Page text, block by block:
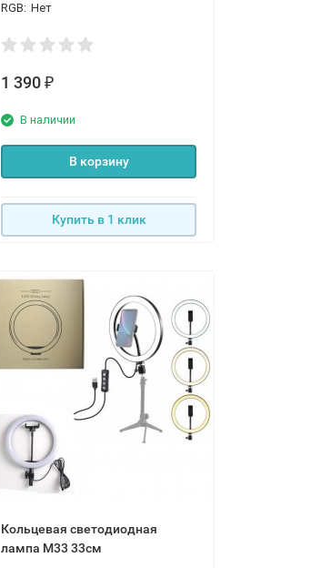
RGB: Нет
1 390 ₽
В наличии
В корзину
Купить в 1 клик
Кольцевая светодиодная
лампа M33 33см